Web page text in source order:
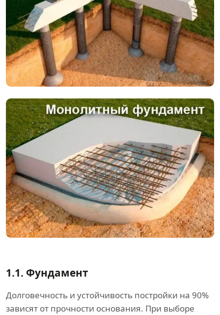
1.1. Фундамент
Долговечность и устойчивость постройки на 90%
зависят от прочности основания. При выборе